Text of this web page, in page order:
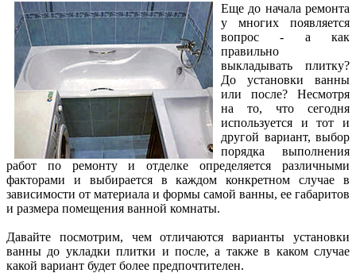
Еще до начала ремонта
у многих появляется
вопрос - а как
правильно
выкладывать плитку?
До установки ванны
или после? Несмотря
на то, что сегодня
используется и тот и
другой вариант, выбор
порядка выполнения
работ по ремонту и отделке определяется различными
факторами и выбирается в каждом конкретном случае в
зависимости от материала и формы самой ванны, ее габаритов
и размера помещения ванной комнаты.
Давайте посмотрим, чем отличаются варианты установки
ванны до укладки плитки и после, а также в каком случае
какой вариант будет более предпочтителен.